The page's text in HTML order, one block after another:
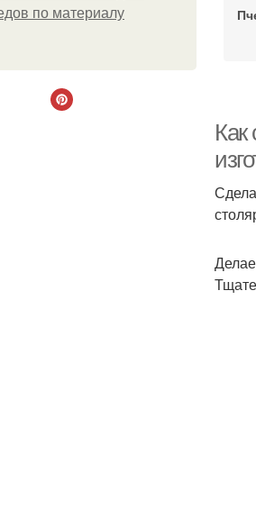
по материалу
Как